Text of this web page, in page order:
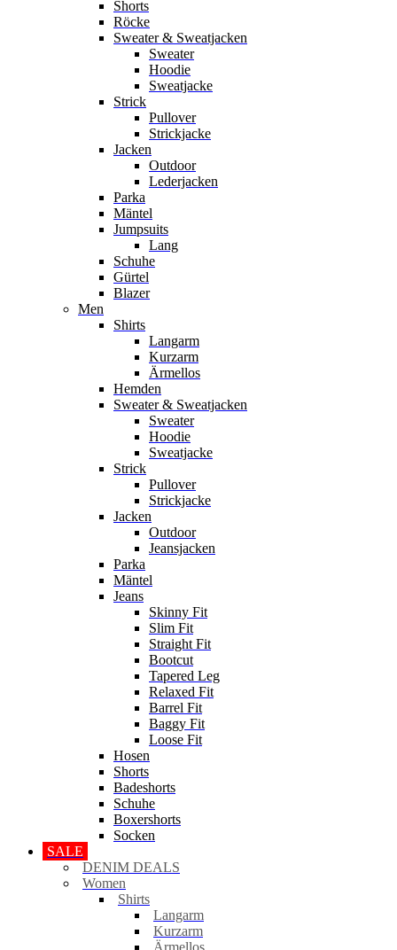
Shorts
Röcke
Sweater & Sweatjacken
Sweater
Hoodie
Sweatjacke
Strick
Pullover
Strickjacke
Jacken
Outdoor
Lederjacken
Parka
Mäntel
Jumpsuits
Lang
Schuhe
Gürtel
Blazer
Men
Shirts
Langarm
Kurzarm
Ärmellos
Hemden
Sweater & Sweatjacken
Sweater
Hoodie
Sweatjacke
Strick
Pullover
Strickjacke
Jacken
Outdoor
Jeansjacken
Parka
Mäntel
Jeans
Skinny Fit
Slim Fit
Straight Fit
Bootcut
Tapered Leg
Relaxed Fit
Barrel Fit
Baggy Fit
Loose Fit
Hosen
Shorts
Badeshorts
Schuhe
Boxershorts
Socken
SALE
DENIM DEALS
Women
Shirts
Langarm
Kurzarm
Ärmellos